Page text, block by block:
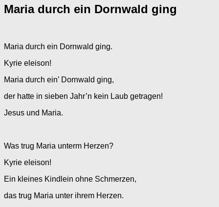
Maria durch ein Dornwald ging
Maria durch ein Dornwald ging.
Kyrie eleison!
Maria durch ein’ Dornwald ging,
der hatte in sieben Jahr’n kein Laub getragen!
Jesus und Maria.
Was trug Maria unterm Herzen?
Kyrie eleison!
Ein kleines Kindlein ohne Schmerzen,
das trug Maria unter ihrem Herzen.